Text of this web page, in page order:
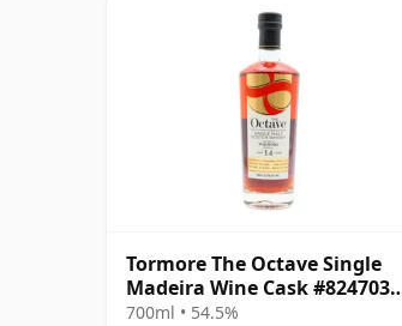
Tormore The Octave Single
Madeira Wine Cask #8247035
2010 14년산
700ml • 54.5%